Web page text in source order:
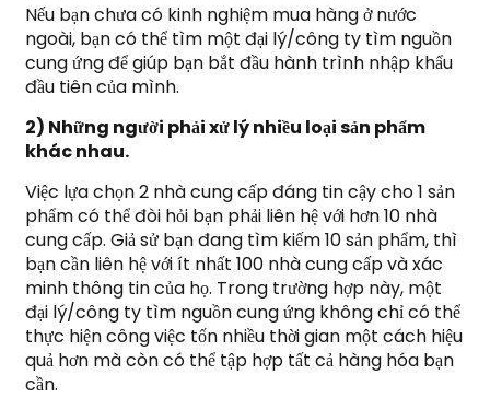
Nếu bạn chưa có kinh nghiệm mua hàng ở nước
ngoài, bạn có thể tìm một đại lý/công ty tìm nguồn
cung ứng để giúp bạn bắt đầu hành trình nhập khẩu
đầu tiên của mình.
2) Những người phải xử lý nhiều loại sản phẩm
khác nhau.
Việc lựa chọn 2 nhà cung cấp đáng tin cậy cho 1 sản
phẩm có thể đòi hỏi bạn phải liên hệ với hơn 10 nhà
cung cấp. Giả sử bạn đang tìm kiếm 10 sản phẩm, thì
bạn cần liên hệ với ít nhất 100 nhà cung cấp và xác
minh thông tin của họ. Trong trường hợp này, một
đại lý/công ty tìm nguồn cung ứng không chỉ có thể
thực hiện công việc tốn nhiều thời gian một cách hiệu
quả hơn mà còn có thể tập hợp tất cả hàng hóa bạn
cần.